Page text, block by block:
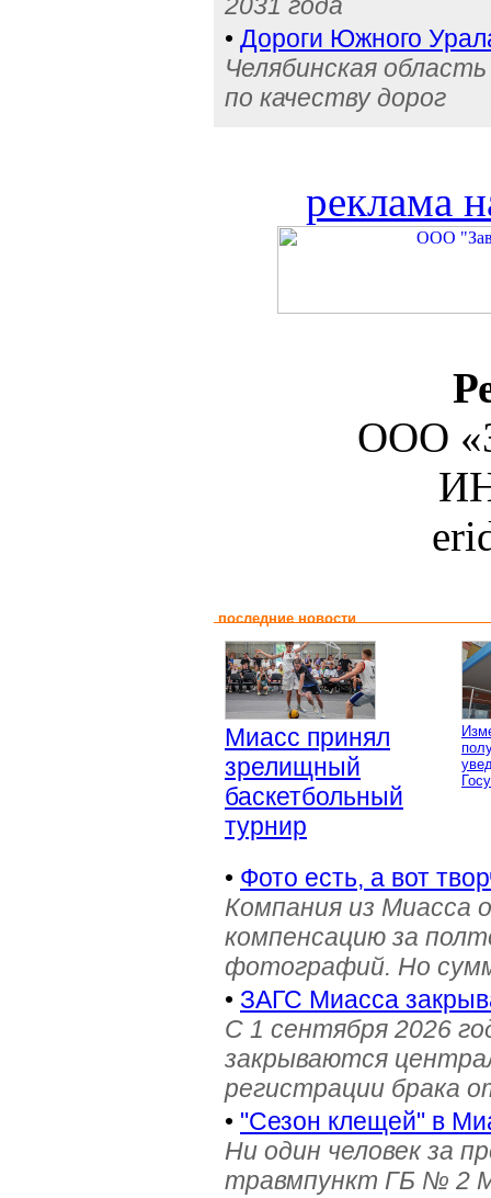
• Дороги Южного
Челябинская
по качеству дорог
реклама
ООО
последние новости
Миасс принял
зрелищный
баскетбольный
турнир
• Фото есть, а вот
Компания из Миасса
компенсацию за
фотографий. Но
• ЗАГС Миасса
С 1 сентября 2026
закрываются
регистрации брака
• "Сезон клещей" в
Ни один человек за
травмпункт ГБ № 2